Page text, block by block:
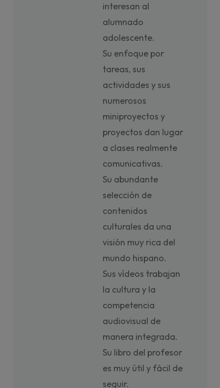
interesan al
alumnado
adolescente.
Su enfoque por
tareas, sus
actividades y sus
numerosos
miniproyectos y
proyectos dan lugar
a clases realmente
comunicativas.
Su abundante
selección de
contenidos
culturales da una
visión muy rica del
mundo hispano.
Sus vídeos trabajan
la cultura y la
competencia
audiovisual de
manera integrada.
Su libro del profesor
es muy útil y fácil de
seguir.